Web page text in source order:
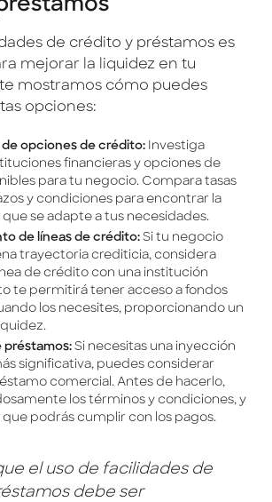
de crédito y préstamos es
mejorar la liquidez en tu
mostramos cómo puedes
opciones:
de opciones de crédito:Investiga
financieras y opciones de
para tu negocio. Compara tasas
y condiciones para encontrar la
se adapte a tus necesidades.
de líneas de crédito: Si tu negocio
trayectoria crediticia, considera
de crédito con una institución
te permitirá tener acceso a fondos
los necesites, proporcionando un
préstamos:Si necesitas una inyección
significativa, puedes considerar
comercial. Antes de hacerlo,
los términos y condiciones, y
podrás cumplir con los pagos.
el uso de facilidades de
debe ser